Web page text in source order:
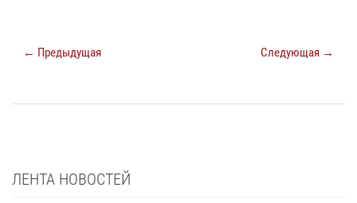
← Предыдущая Следующая →
ЛЕНТА НОВОСТЕЙ